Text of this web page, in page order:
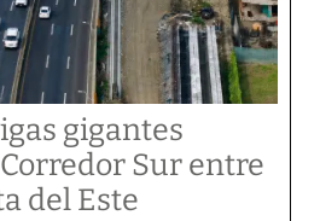
gigantes
Sur entre
del Este